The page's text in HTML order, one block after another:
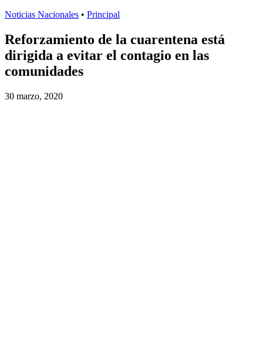
Noticias Nacionales • Principal
Reforzamiento de la cuarentena está
dirigida a evitar el contagio en las
comunidades
30 marzo, 2020